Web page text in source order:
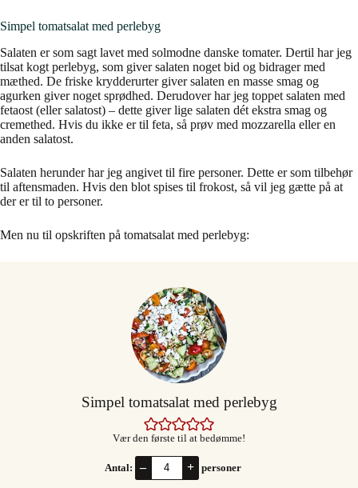
Simpel tomatsalat med perlebyg
Salaten er som sagt lavet med solmodne danske tomater. Dertil har jeg
tilsat kogt perlebyg, som giver salaten noget bid og bidrager med
mæthed. De friske krydderurter giver salaten en masse smag og
agurken giver noget sprødhed. Derudover har jeg toppet salaten med
fetaost (eller salatost) – dette giver lige salaten dét ekstra smag og
cremethed. Hvis du ikke er til feta, så prøv med mozzarella eller en
anden salatost.
Salaten herunder har jeg angivet til fire personer. Dette er som tilbehør
til aftensmaden. Hvis den blot spises til frokost, så vil jeg gætte på at
der er til to personer.
Men nu til opskriften på tomatsalat med perlebyg:
Simpel tomatsalat med perlebyg
Vær den første til at bedømme!
Antal: – + personer